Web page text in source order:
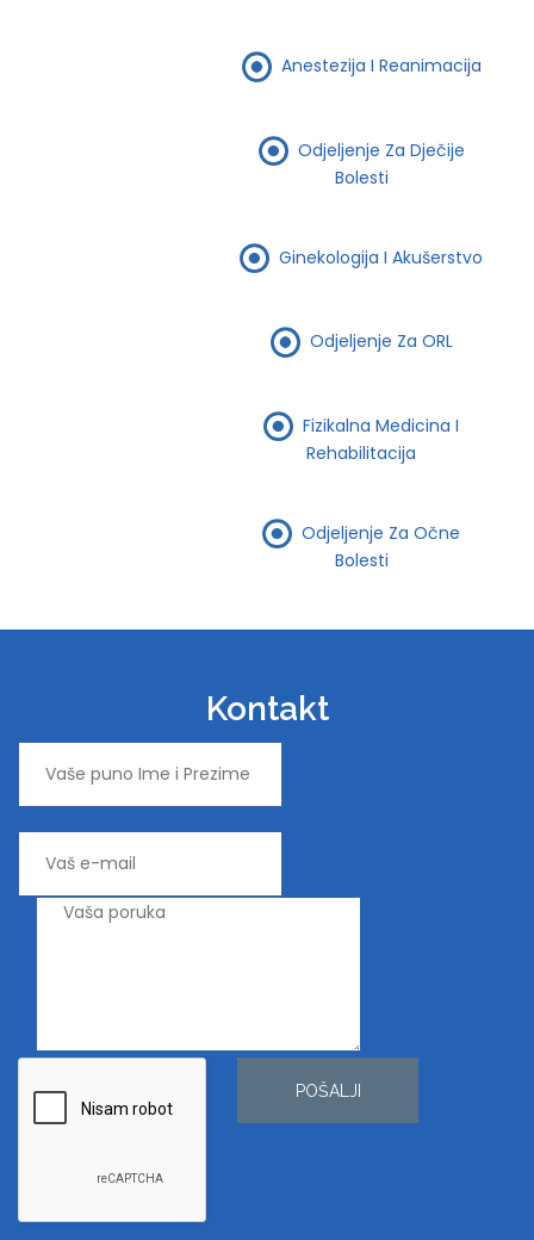
Anestezija I Reanimacija
Odjeljenje Za Dječije
Bolesti
Ginekologija I Akušerstvo
Odjeljenje Za ORL
Fizikalna Medicina I
Rehabilitacija
Odjeljenje Za Očne
Bolesti
Kontakt
POŠALJI